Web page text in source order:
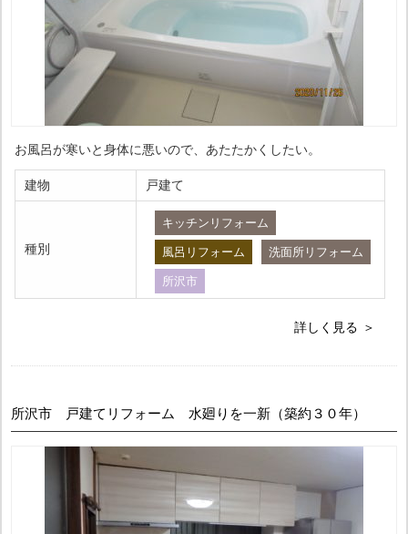
お風呂が寒いと身体に悪いので、あたたかくしたい。
建物 戸建て
種別
キッチンリフォーム
風呂リフォーム 洗面所リフォーム
所沢市
詳しく見る
所沢市 戸建てリフォーム 水廻りを一新（築約３０年）